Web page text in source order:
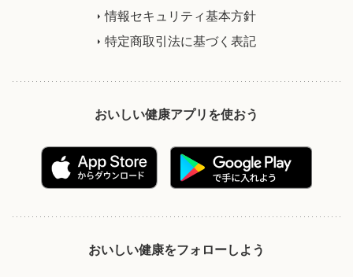
情報セキュリティ基本方針
特定商取引法に基づく表記
おいしい健康アプリを使おう
おいしい健康をフォローしよう